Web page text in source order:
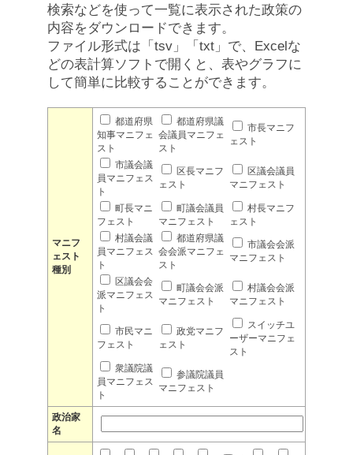
検索などを使って一覧に表示された政策の
内容をダウンロードできます。
ファイル形式は「tsv」「txt」で、Excelな
どの表計算ソフトで開くと、表やグラフに
して簡単に比較することができます。
マニフ
ェスト
種別
都道府県
知事マニフェ
スト
都道府県議
会議員マニフェ
スト
市長マニフ
ェスト
市議会議
員マニフェス
ト
区長マニフ
ェスト
区議会議員
マニフェスト
町長マニ
フェスト
町議会議員
マニフェスト
村長マニフ
ェスト
村議会議
員マニフェス
ト
都道府県議
会会派マニフェ
スト
市議会会派
マニフェスト
区議会会
派マニフェス
ト
町議会会派
マニフェスト
村議会会派
マニフェスト
市民マニ
フェスト
政党マニフ
ェスト
スイッチユ
ーザーマニフェ
スト
衆議院議
員マニフェス
ト
参議院議員
マニフェスト
政治家
名